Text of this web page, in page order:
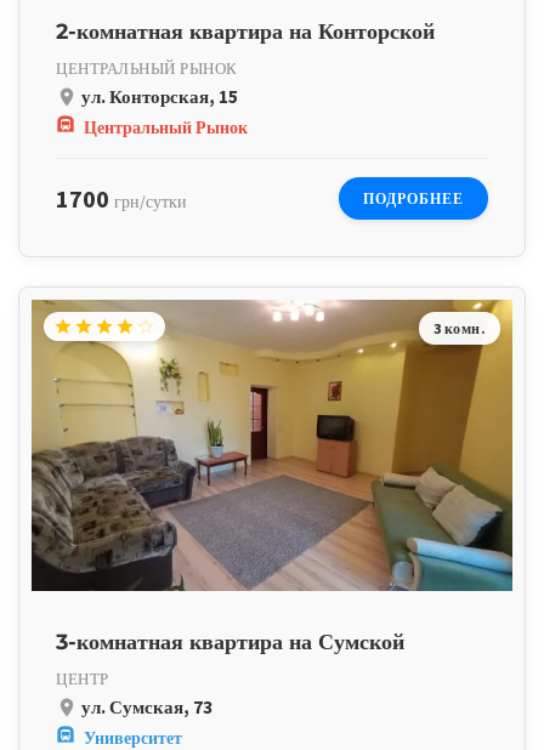
2-комнатная квартира на Конторской
ЦЕНТРАЛЬНЫЙ РЫНОК
place ул. Конторская, 15
subway Центральный Рынок
1700 грн/сутки ПОДРОБНЕЕ
3 комн.
starstarstarstar star_border
3-комнатная квартира на Сумской
ЦЕНТР
place ул. Сумская, 73
subway Университет